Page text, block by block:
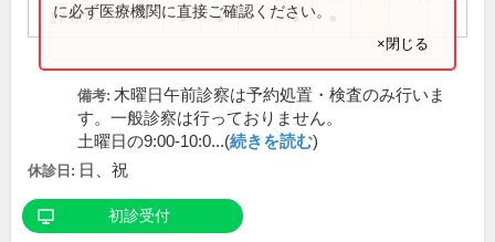
17:00～19:00 ● ● ●
に必ず医療機関に直接ご確認ください。
×閉じる
備考: 木曜日午前診察は予約処置・検査のみ行いま
す。一般診察は行っておりません。
土曜日の9:00-10:0...(続きを読む)
休診日: 日、祝
初診受付